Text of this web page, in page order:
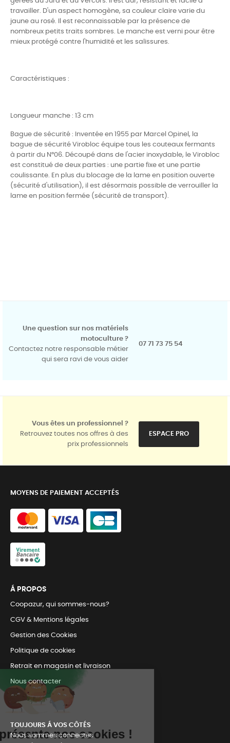
travailler. D'un aspect homogène, sa couleur claire varie du
jaune au rosé. Il est reconnaissable par la présence de
nombreux petits traits sombres. Le manche est verni pour être
mieux protégé contre l'humidité et les salissures.
Caractéristiques :
Longueur manche : 13 cm
Bague de sécurité : Inventée en 1955 par Marcel Opinel, la
bague de sécurité Virobloc équipe tous les couteaux fermants
à partir du N°06. Découpé dans de l'acier inoxydable, le Virobloc
est constitué de deux parties : une partie fixe et une partie
coulissante. En plus du blocage de la lame en position ouverte
(sécurité d'utilisation), il est désormais possible de verrouiller la
lame en position fermée (sécurité de transport).
Une question sur nos matériels
motoculture ?
Contactez notre responsable métier
qui sera ravi de vous aider
07 71 73 75 54
Vous êtes un professionnel ?
Retrouvez toutes nos offres à des
prix professionnels
ESPACE PRO
MOYENS DE PAIEMENT ACCEPTÉS
Á PROPOS
Coopazur, qui sommes-nous?
CGV & Mentions légales
Gestion des Cookies
Politique de cookies
Retrait en magasin et livraison
Nous contacter
TOUJOURS Á VOS CÔTÉS
Nous sommes connectés